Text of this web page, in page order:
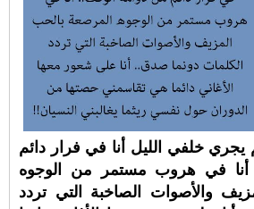
يجري خلفي الليل أنا في فرار دائم
في هروب مستمر من الوجوه
والأصوات الصاخبة التي تردد